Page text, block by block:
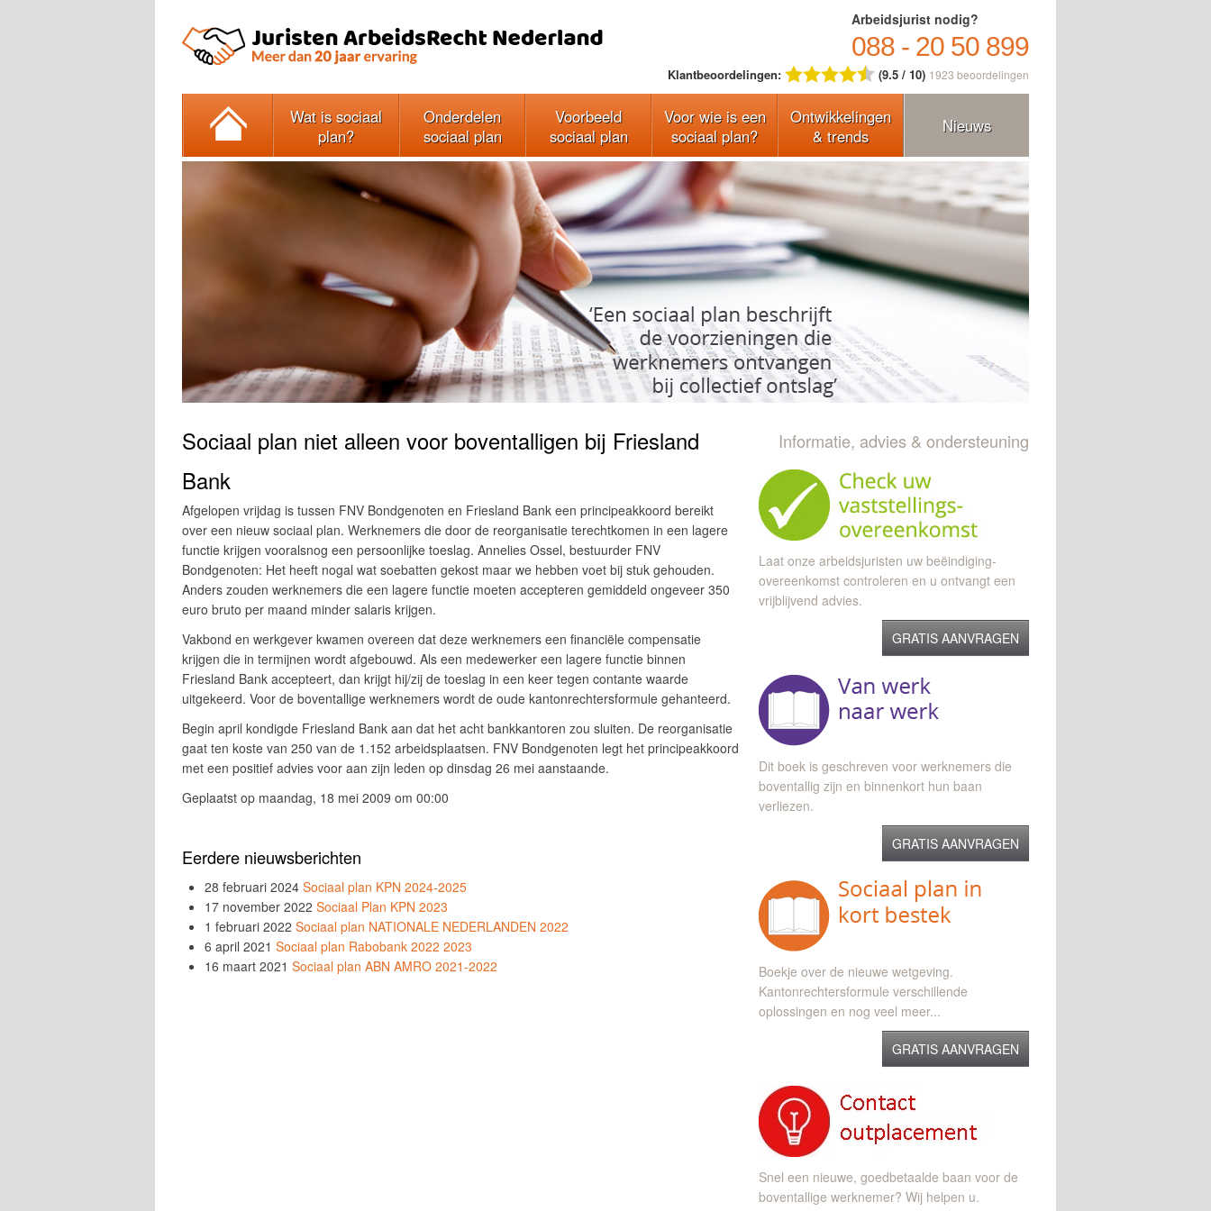
Arbeidsjurist nodig?
088 - 20 50 899
Klantbeoordelingen: (9.5 / 10) 1923 beoordelingen
Wat is sociaal
plan?
Onderdelen
sociaal plan
Voorbeeld
sociaal plan
Voor wie is een
sociaal plan?
Ontwikkelingen
& trends
Nieuws
Sociaal plan niet alleen voor boventalligen bij Friesland
Bank
Afgelopen vrijdag is tussen FNV Bondgenoten en Friesland Bank een principeakkoord bereikt
over een nieuw sociaal plan. Werknemers die door de reorganisatie terechtkomen in een lagere
functie krijgen vooralsnog een persoonlijke toeslag. Annelies Ossel, bestuurder FNV
Bondgenoten: Het heeft nogal wat soebatten gekost maar we hebben voet bij stuk gehouden.
Anders zouden werknemers die een lagere functie moeten accepteren gemiddeld ongeveer 350
euro bruto per maand minder salaris krijgen.
Vakbond en werkgever kwamen overeen dat deze werknemers een financiële compensatie
krijgen die in termijnen wordt afgebouwd. Als een medewerker een lagere functie binnen
Friesland Bank accepteert, dan krijgt hij/zij de toeslag in een keer tegen contante waarde
uitgekeerd. Voor de boventallige werknemers wordt de oude kantonrechtersformule gehanteerd.
Begin april kondigde Friesland Bank aan dat het acht bankkantoren zou sluiten. De reorganisatie
gaat ten koste van 250 van de 1.152 arbeidsplaatsen. FNV Bondgenoten legt het principeakkoord
met een positief advies voor aan zijn leden op dinsdag 26 mei aanstaande.
Geplaatst op maandag, 18 mei 2009 om 00:00
Eerdere nieuwsberichten
28 februari 2024 Sociaal plan KPN 2024-2025
17 november 2022 Sociaal Plan KPN 2023
1 februari 2022 Sociaal plan NATIONALE NEDERLANDEN 2022
6 april 2021 Sociaal plan Rabobank 2022 2023
16 maart 2021 Sociaal plan ABN AMRO 2021-2022
Informatie, advies & ondersteuning
Laat onze arbeidsjuristen uw beëindiging-
overeenkomst controleren en u ontvangt een
vrijblijvend advies.
GRATIS AANVRAGEN
Dit boek is geschreven voor werknemers die
boventallig zijn en binnenkort hun baan
verliezen.
GRATIS AANVRAGEN
Boekje over de nieuwe wetgeving.
Kantonrechtersformule verschillende
oplossingen en nog veel meer...
GRATIS AANVRAGEN
Snel een nieuwe, goedbetaalde baan voor de
boventallige werknemer? Wij helpen u.